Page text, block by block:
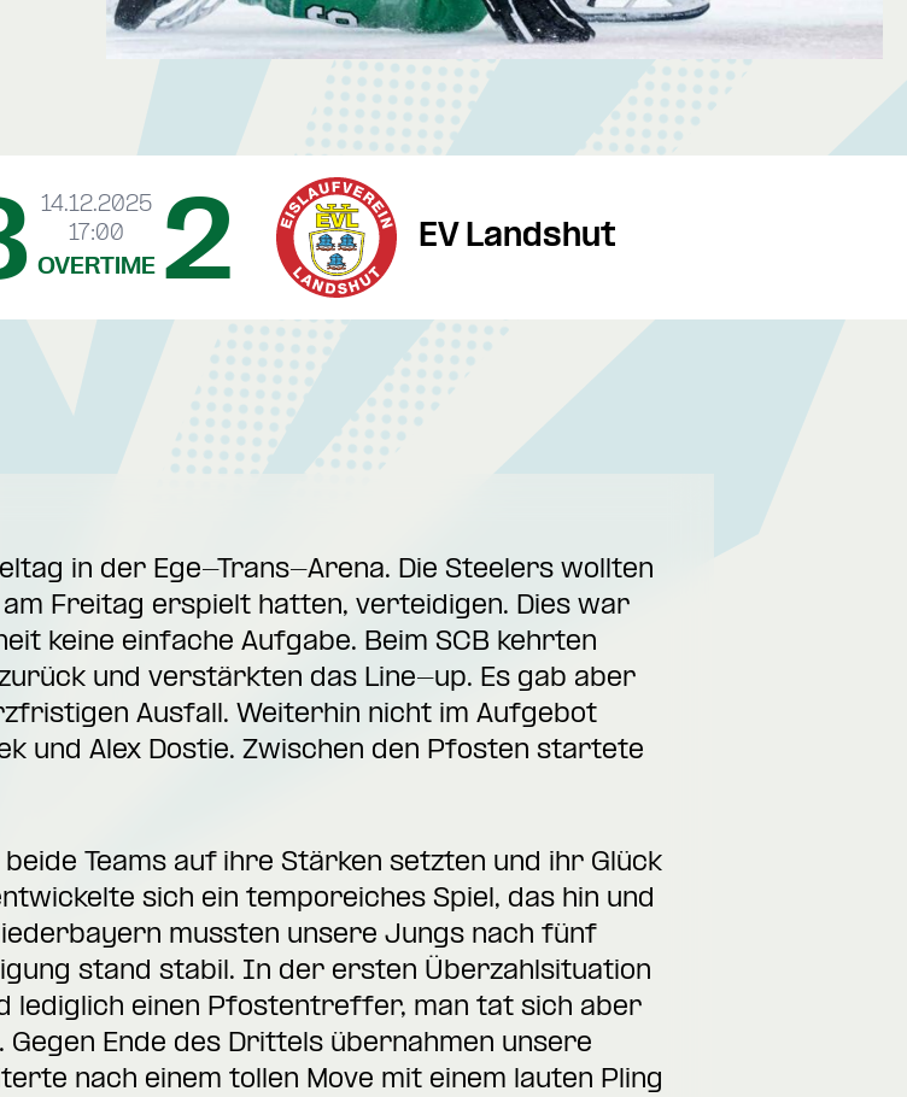
14.12.2025
17:00
OVERTIME
EV Landshut
2
in der Ege-Trans-Arena. Die Steelers wollten
Freitag erspielt hatten, verteidigen. Dies war
keine einfache Aufgabe. Beim SCB kehrten
und verstärkten das Line-up. Es gab aber
Ausfall. Weiterhin nicht im Aufgebot
und Alex Dostie. Zwischen den Pfosten startete
Teams auf ihre Stärken setzten und ihr Glück
sich ein temporeiches Spiel, das hin und
mussten unsere Jungs nach fünf
stand stabil. In der ersten Überzahlsituation
lediglich einen Pfostentreffer, man tat sich aber
Ende des Drittels übernahmen unsere
nach einem tollen Move mit einem lauten Pling